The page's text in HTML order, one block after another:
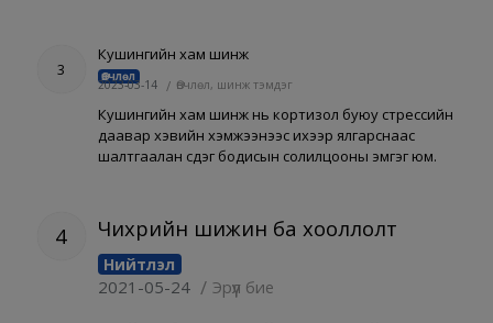
3
Кушингийн хам шинж
Өвчлөл
2023-03-14 / Өвчлөл, шинж тэмдэг
Кушингийн хам шинж нь кортизол буюу стрессийн
даавар хэвийн хэмжээнээс ихээр ялгарснаас
шалтгаалан үүсдэг бодисын солилцооны эмгэг юм.
4 Чихрийн шижин ба хооллолт
Нийтлэл
2021-05-24 / Эрүүл бие